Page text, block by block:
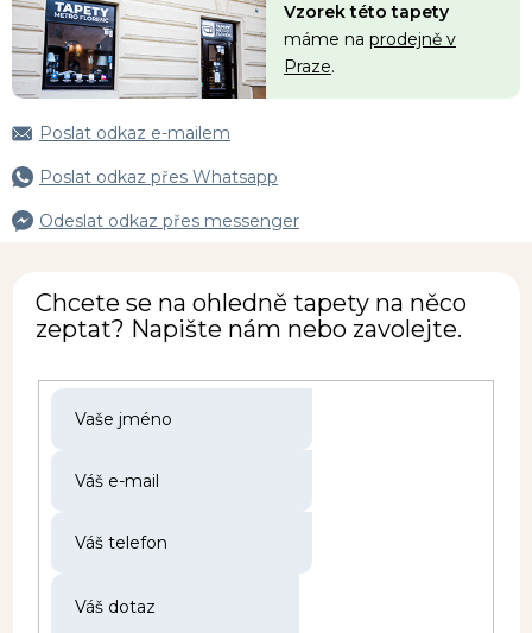
Vzorek této tapety
máme na prodejně v
Praze.
Poslat odkaz e-mailem
Poslat odkaz přes Whatsapp
Odeslat odkaz přes messenger
Chcete se na ohledně tapety na něco
zeptat? Napište nám nebo zavolejte.